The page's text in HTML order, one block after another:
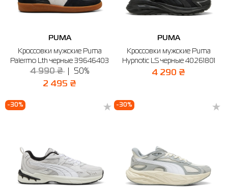
PUMA
Кроссовки мужские Puma
Palermo Lth черные 39646403
4 990 ₴ 50%
2 495 ₴
PUMA
Кроссовки мужские Puma
Hypnotic LS черные 40261801
4 290 ₴
-30% -30%